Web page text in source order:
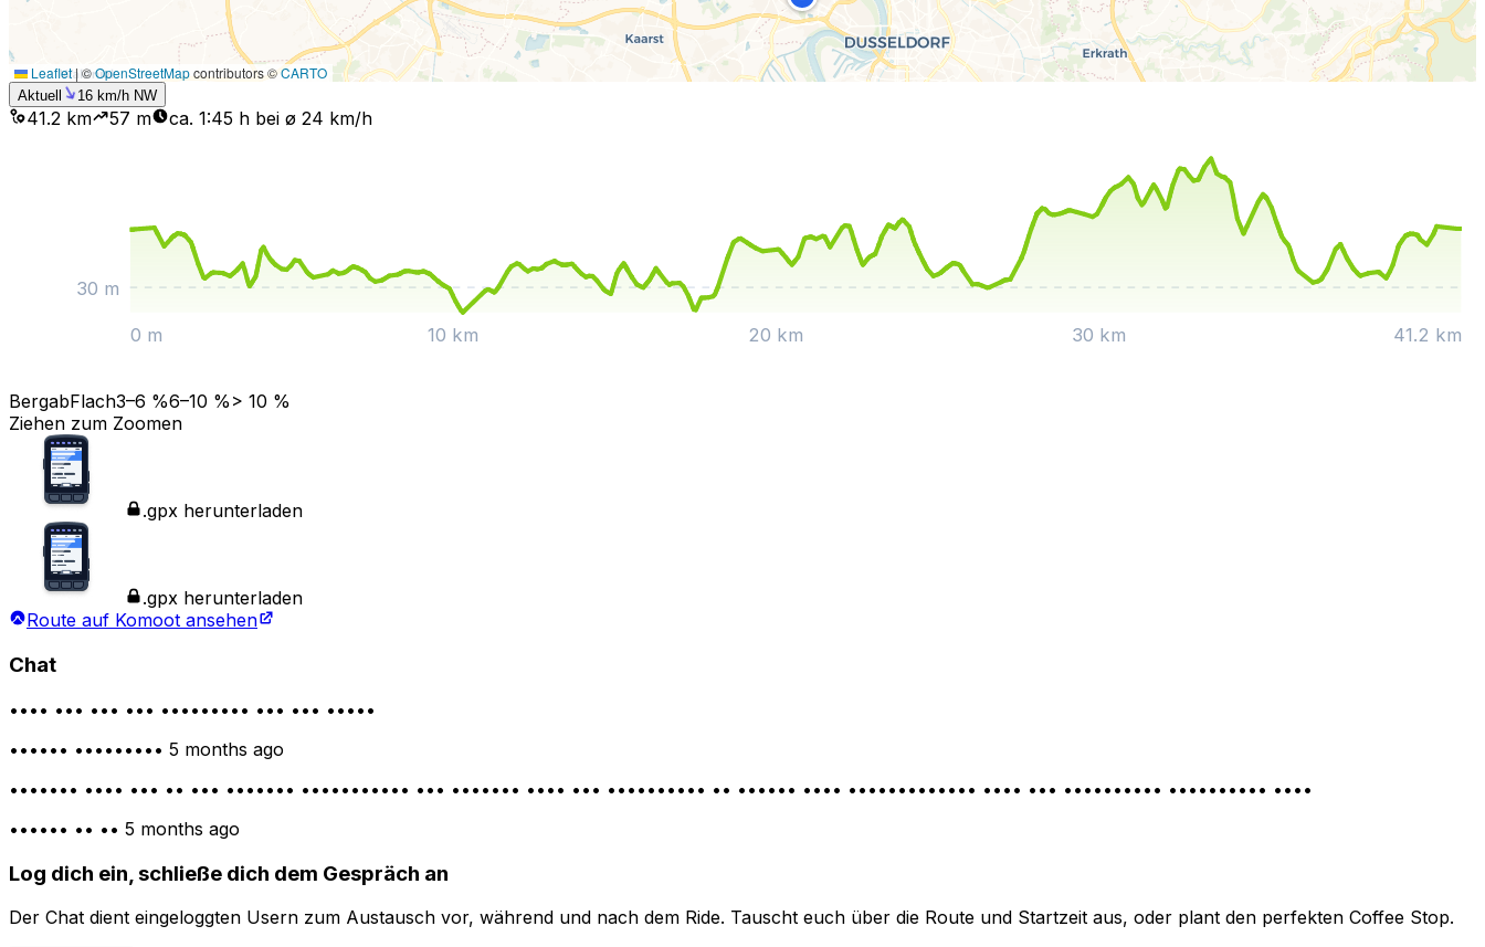
Leaflet|©OpenStreetMapcontributors ©CARTO
Aktuell 16 km/h NW
41.2 km 57 m ca. 1:45 h bei ø 24 km/h
30 m
0 m 10 km 20 km 30 km 41.2 km
BergabFlach3–6 %6–10 % > 10 %
Ziehen zum Zoomen
.gpx herunterladen
.gpx herunterladen
Route auf Komoot ansehen
Chat
•••• ••• ••• ••• ••••••••• ••• ••• •••••
•••••• ••••••••• 5 months ago
••••••• •••• ••• •• ••• ••••••• ••••••••••• ••• ••••••• •••• ••• •••••••••• •• •••••• •••• ••••••••••••• •••• ••• •••••••••• •••••••••• ••••
•••••• •• •• 5 months ago
Log dich ein, schließe dich dem Gespräch an
Der Chat dient eingeloggten Usern zum Austausch vor, während und nach dem Ride. Tauscht euch über die Route und Startzeit aus, oder plant den perfekten Coffee Stop.